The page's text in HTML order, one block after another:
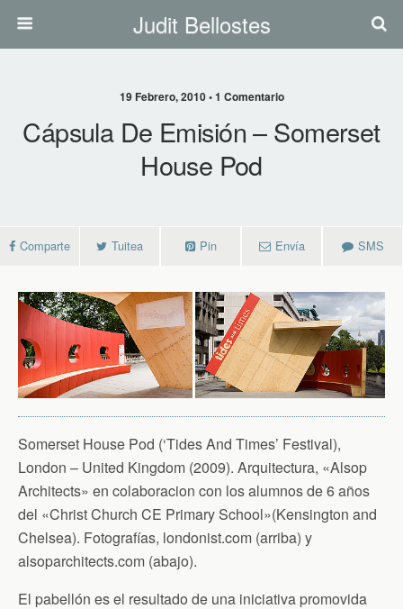
Judit Bellostes
19 Febrero, 2010 • 1 Comentario
Cápsula De Emisión – Somerset
House Pod
Comparte Tuitea Pin Envía SMS
Somerset House Pod (‘Tides And Times’ Festival),
London – United Kingdom (2009). Arquitectura, «Alsop
Architects» en colaboracion con los alumnos de 6 años
del «Christ Church CE Primary School»(Kensington and
Chelsea). Fotografías, londonist.com (arriba) y
alsoparchitects.com (abajo).
El pabellón es el resultado de una iniciativa promovida